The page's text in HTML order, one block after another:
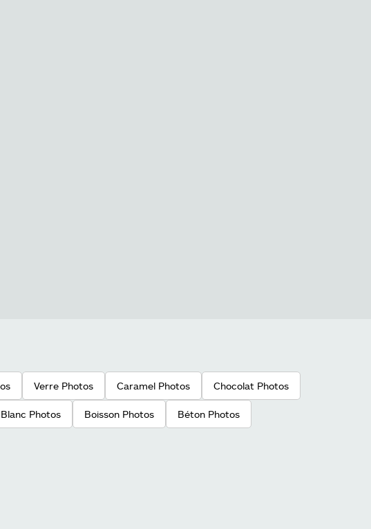
Verre Photos Caramel Photos Chocolat Photos
Blanc Photos Boisson Photos Béton Photos